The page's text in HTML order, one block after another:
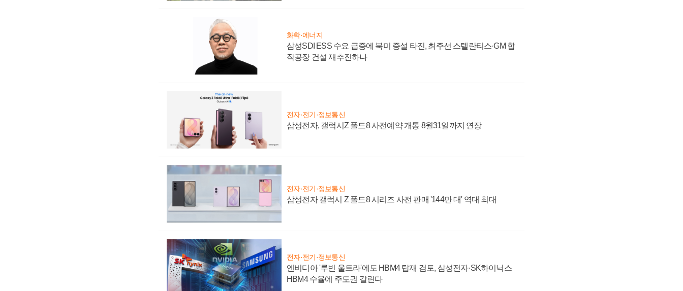
화학·에너지
삼성SDI ESS 수요 급증에 북미 증설 타진, 최주선 스텔란티스·GM 합
작공장 건설 재추진하나
전자·전기·정보통신
삼성전자, 갤럭시Z 폴드8 사전예약 개통 8월31일까지 연장
전자·전기·정보통신
삼성전자 갤럭시 Z 폴드8 시리즈 사전 판매 '144만 대' 역대 최대
전자·전기·정보통신
엔비디아 '루빈 울트라'에도 HBM4 탑재 검토, 삼성전자·SK하이닉스
HBM4 수율에 주도권 갈린다